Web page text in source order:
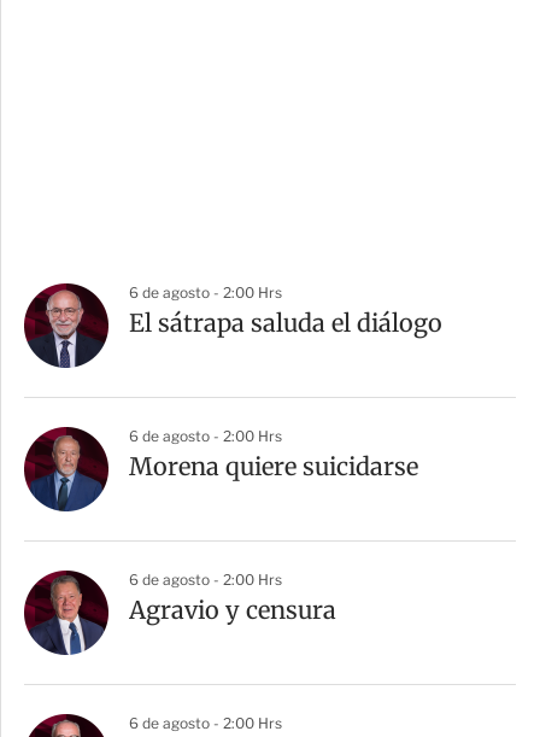
6 de agosto - 2:00 Hrs
El sátrapa saluda el diálogo
6 de agosto - 2:00 Hrs
Morena quiere suicidarse
6 de agosto - 2:00 Hrs
Agravio y censura
6 de agosto - 2:00 Hrs